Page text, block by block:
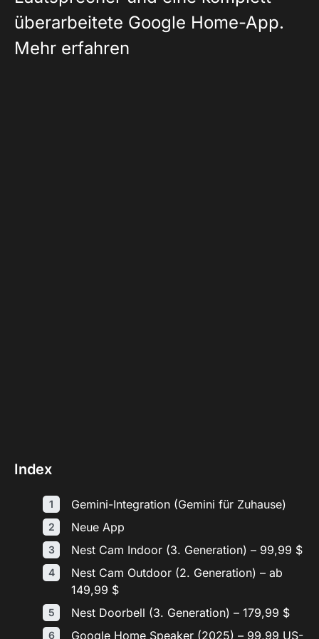
überarbeitete Google Home-App.
Mehr erfahren
Index
Gemini-Integration (Gemini für Zuhause)
Neue App
Nest Cam Indoor (3. Generation) – 99,99 $
Nest Cam Outdoor (2. Generation) – ab
149,99 $
Nest Doorbell (3. Generation) – 179,99 $
Google Home Speaker (2025) – 99,99 US-